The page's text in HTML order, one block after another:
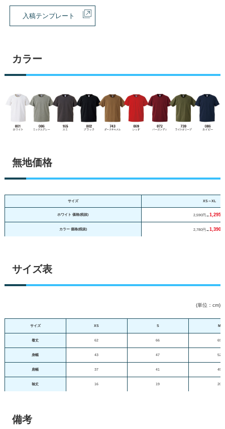
入稿テンプレート
カラー
無地価格
サイズ XS～XL
ホワイト 価格(税抜) 2,590円→ 1,295
カラー 価格(税抜) 2,780円→ 1,390
サイズ表
(単位：cm)
サイズ XS S M
着丈 62 66 69
身幅 43 47 52
肩幅 37 41 45
袖丈 16 19 20
備考